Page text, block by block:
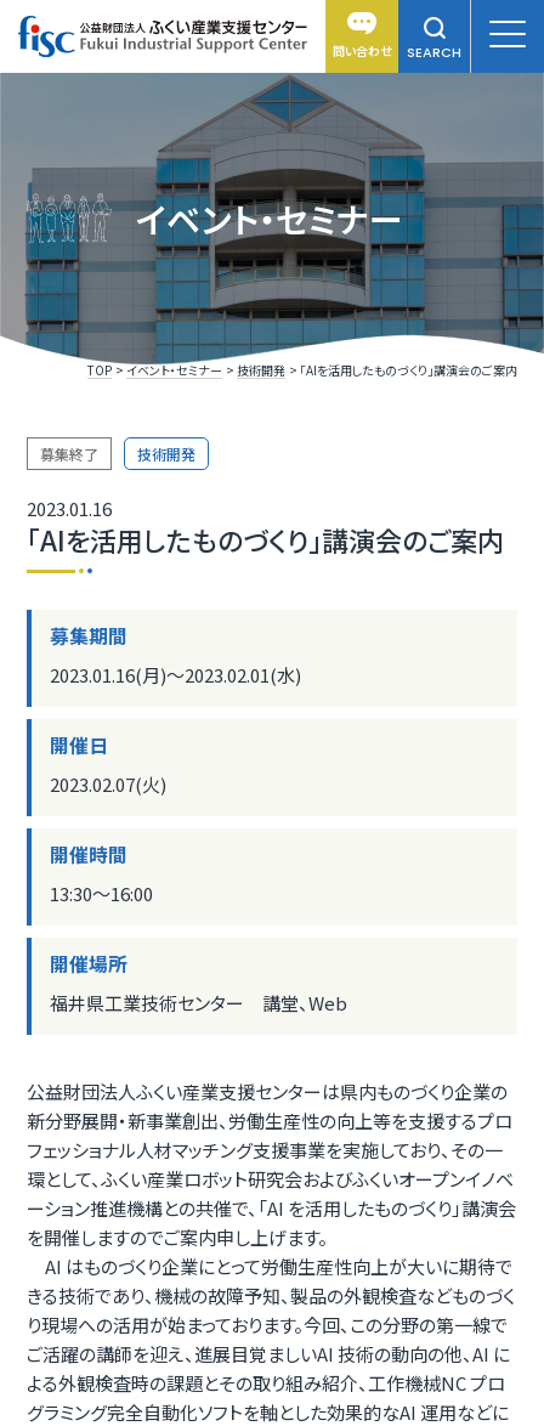
問い合わせ SEARCH
イベント・セミナー
TOP イベント・セミナー 技術開発 「AIを活用したものづくり」講演会のご案内
募集終了 技術開発
2023.01.16
「AIを活用したものづくり」講演会のご案内
募集期間
2023.01.16(月)〜2023.02.01(水)
開催日
2023.02.07(火)
開催時間
13:30〜16:00
開催場所
福井県工業技術センター 講堂、Web
公益財団法人ふくい産業支援センターは県内ものづくり企業の
新分野展開・新事業創出、労働生産性の向上等を支援するプロ
フェッショナル人材マッチング支援事業を実施しており、その一
環として、ふくい産業ロボット研究会およびふくいオープンイノベ
ーション推進機構との共催で、「AI を活用したものづくり」講演会
を開催しますのでご案内申し上げます。
AI はものづくり企業にとって労働生産性向上が大いに期待で
きる技術であり、機械の故障予知、製品の外観検査などものづく
り現場への活用が始まっております。今回、この分野の第一線で
ご活躍の講師を迎え、進展目覚ましいAI 技術の動向の他、AI に
よる外観検査時の課題とその取り組み紹介、工作機械NC プロ
グラミング完全自動化ソフトを軸とした効果的なAI 運用などに